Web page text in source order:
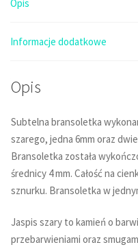
Opis
Informacje dodatkowe
Opis
Subtelna bransoletka
szarego, jedna 6mm oraz
Bransoletka została
średnicy 4 mm. Całość na
sznurku. Bransoletka w
Jaspis szary to kamień o
przebarwieniami oraz